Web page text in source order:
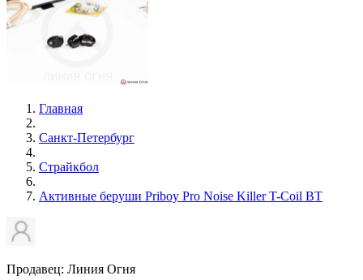
Главная
Санкт-Петербург
Страйкбол
Активные беруши Priboy Pro Noise Killer T-Coil BT
Продавец: Линия Огня